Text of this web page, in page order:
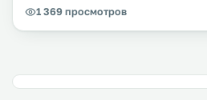
1 369 просмотров